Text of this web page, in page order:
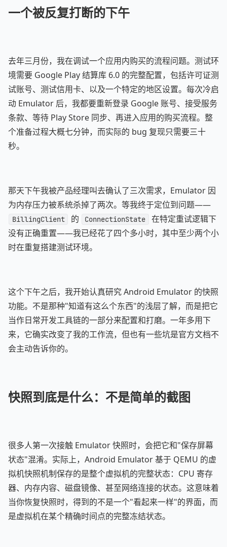
一个被反复打断的下午
去年三月份，我在调试一个应用内购买的流程问题。测试环
境需要 Google Play 结算库 6.0 的完整配置，包括许可证测
试账号、测试信用卡、以及一个特定的地区设置。每次冷启
动 Emulator 后，我都要重新登录 Google 账号、接受服务
条款、等待 Play Store 同步、再进入应用的购买流程。整
个准备过程大概七分钟，而实际的 bug 复现只需要三十
秒。
那天下午我被产品经理叫去确认了三次需求，Emulator 因
为内存压力被系统杀掉了两次。等我终于定位到问题——
BillingClient 的 ConnectionState
在特定重试逻辑下
没有正确重置——我已经花了四个多小时，其中至少两个小
时在重复搭建测试环境。
这个下午之后，我开始认真研究 Android Emulator 的快照
功能。不是那种"知道有这么个东西"的浅层了解，而是把它
当作日常开发工具链的一部分来配置和打磨。一年多用下
来，它确实改变了我的工作流，但也有一些坑是官方文档不
会主动告诉你的。
快照到底是什么：不是简单的截图
很多人第一次接触 Emulator 快照时，会把它和"保存屏幕
状态"混淆。实际上，Android Emulator 基于 QEMU 的虚
拟机快照机制保存的是整个虚拟机的完整状态：CPU 寄存
器、内存内容、磁盘镜像、甚至网络连接的状态。这意味着
当你恢复快照时，得到的不是一个"看起来一样"的界面，而
是虚拟机在某个精确时间点的完整冻结状态。